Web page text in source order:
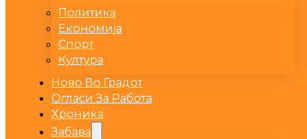
Политика
Економија
Спорт
Култура
Ново Во Градот
Огласи За Работа
Хроника
Забава